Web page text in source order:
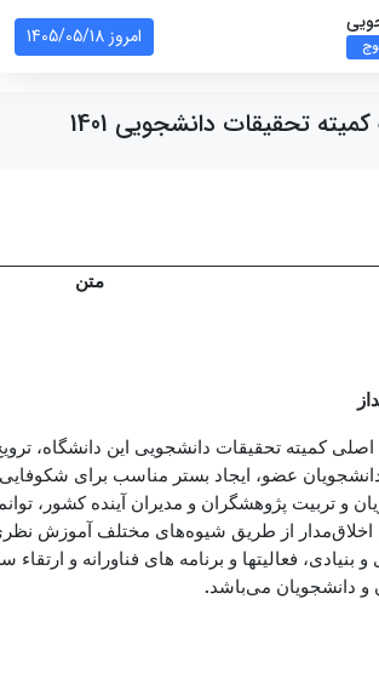
امروز 1405/05/18
تحقیقات دانشجویی 1401
متن
کمیته تحقیقات دانشجویی این دانشگاه،
عضو، ایجاد بستر مناسب برای
و تربیت پژوهشگران و مدیران آینده کشور،
از طریق شیوه‌های مختلف آموزش
و بنیادی، فعالیتها و برنامه های فناورانه و
و دانشجویان می‌باشد.